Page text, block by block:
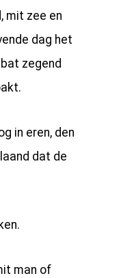
mit zee en
dag het
zegend
in eren, den
dat de
man of